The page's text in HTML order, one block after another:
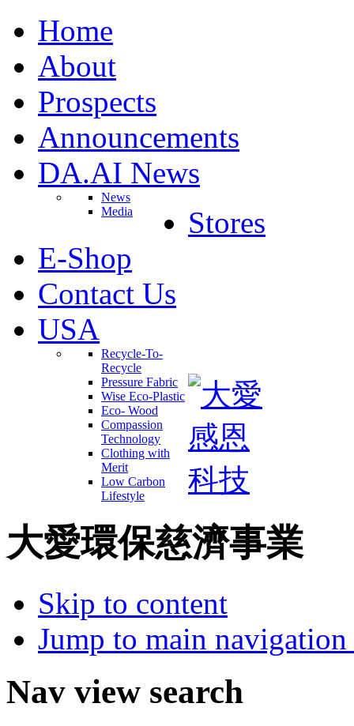
Home
About
Prospects
Announcements
DA.AI News
News
Media
Stores
E-Shop
Contact Us
USA
Recycle-To-
Recycle
Pressure Fabric
Wise Eco-Plastic
Eco- Wood
Compassion
Technology
Clothing with
Merit
Low Carbon
Lifestyle
大愛環保慈濟事業
Skip to content
Jump to main
Nav view search